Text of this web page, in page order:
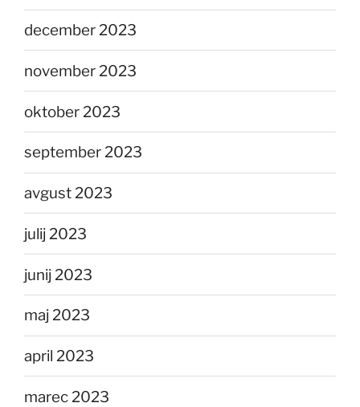
december 2023
november 2023
oktober 2023
september 2023
avgust 2023
julij 2023
junij 2023
maj 2023
april 2023
marec 2023